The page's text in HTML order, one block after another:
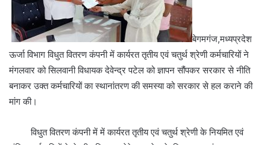
बेगमगंज,मध्यप्रदेश
ऊर्जा विभाग विधुत वितरण कंपनी में कार्यरत तृतीय एवं चतुर्थ श्रेणी कर्मचारियों ने
मंगलवार को सिलवानी विधायक देवेन्द्र पटेल को ज्ञापन सौंपकर सरकार से नीति
बनाकर उक्त कर्मचारियों का स्थानांतरण की समस्या को सरकार से हल कराने की
मांग की।
विधुत वितरण कंपनी में में कार्यरत तृतीय एवं चतुर्थ श्रेणी के नियमित एवं